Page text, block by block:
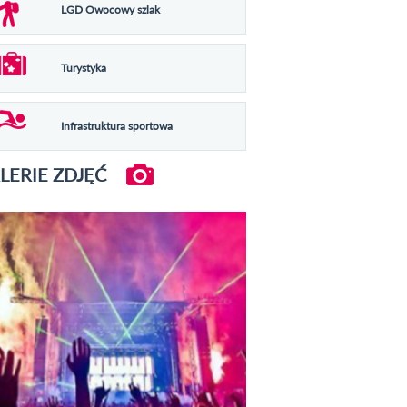
LGD Owocowy szlak
Turystyka
Infrastruktura sportowa
ZDJĘĆ